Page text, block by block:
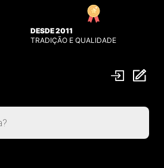
DESDE 2011
TRADIÇÃO E QUALIDADE